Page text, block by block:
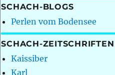
SCHACH-BLOGS
Perlen vom Bodensee
SCHACH-ZEITSCHRIFTEN
Kaissiber
Karl